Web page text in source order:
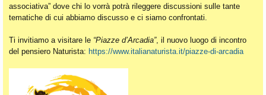
associativa” dove chi lo vorrà potrà rileggere discussioni sulle tante
tematiche di cui abbiamo discusso e ci siamo confrontati.
Ti invitiamo a visitare le “Piazze d’Arcadia”, il nuovo luogo di incontro
del pensiero Naturista: https://www.italianaturista.it/piazze-di-arcadia